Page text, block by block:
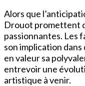
Alors que
Drouot promettent
passionnantes. Les
son implication
en valeur sa
entrevoir une
artistique à venir.